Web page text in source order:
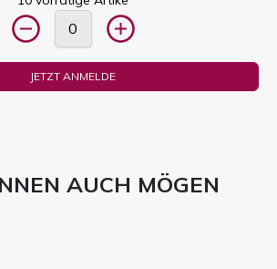
JETZT ANMELDE
AUCH MÖGEN